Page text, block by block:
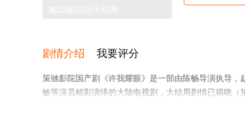
剧情介绍 我要评分
策驰影院国产剧《许我耀眼》是一部由陈畅导演执导
敏等演员精彩演绎的大陆电视剧，大结局剧情已揭晓
多相关信息可移步至豆瓣电视剧、电视猫或剧情网等平